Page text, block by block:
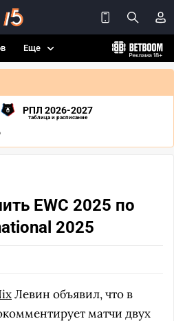
Еще
РПЛ 2026-2027
таблица и расписание
EWC 2025 по
2025
Левин объявил, что в
матчи двух